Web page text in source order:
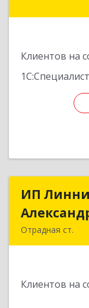
Клиентов на
1С:Специалист
ИП
Отрадная ст.
Клиентов на